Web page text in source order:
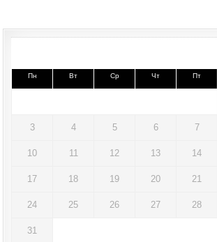
Пн Вт Ср Чт Пт
3 4 5 6 7
10 11 12 13 14
17 18 19 20 21
24 25 26 27 28
31